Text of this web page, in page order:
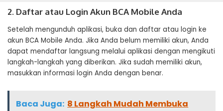
2. Daftar atau Login Akun BCA Mobile Anda
Setelah mengunduh aplikasi, buka dan daftar atau login ke
akun BCA Mobile Anda. Jika Anda belum memiliki akun, Anda
dapat mendaftar langsung melalui aplikasi dengan mengikuti
langkah-langkah yang diberikan. Jika sudah memiliki akun,
masukkan informasi login Anda dengan benar.
Baca Juga: 8 Langkah Mudah Membuka